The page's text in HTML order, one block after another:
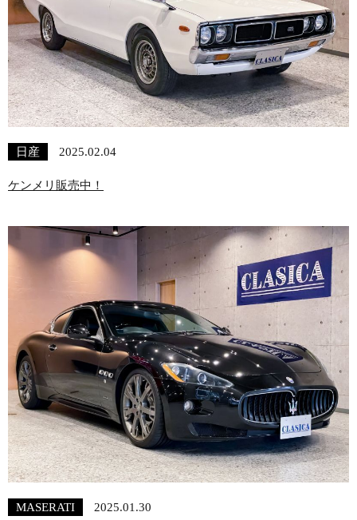
日産 2025.02.04
ケンメリ販売中！
MASERATI 2025.01.30